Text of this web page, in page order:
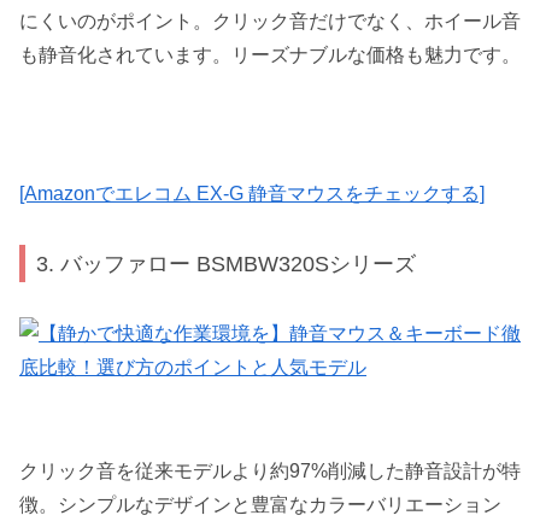
にくいのがポイント。クリック音だけでなく、ホイール音
も静音化されています。リーズナブルな価格も魅力です。
[Amazonでエレコム EX-G 静音マウスをチェックする]
3. バッファロー BSMBW320Sシリーズ
クリック音を従来モデルより約97%削減した静音設計が特
徴。シンプルなデザインと豊富なカラーバリエーション